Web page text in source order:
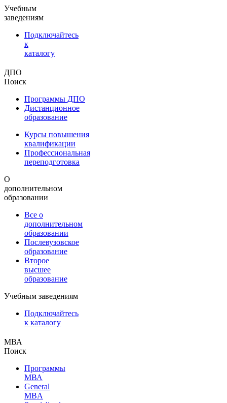
Учебным
заведениям
Подключайтесь
к
каталогу
ДПО
Поиск
Программы ДПО
Дистанционное
образование
Курсы повышения
квалификации
Профессиональная
переподготовка
О
дополнительном
образовании
Все о
дополнительном
образовании
Послевузовское
образование
Второе
высшее
образование
Учебным заведениям
Подключайтесь
к каталогу
МВА
Поиск
Программы
МВА
General
MBA